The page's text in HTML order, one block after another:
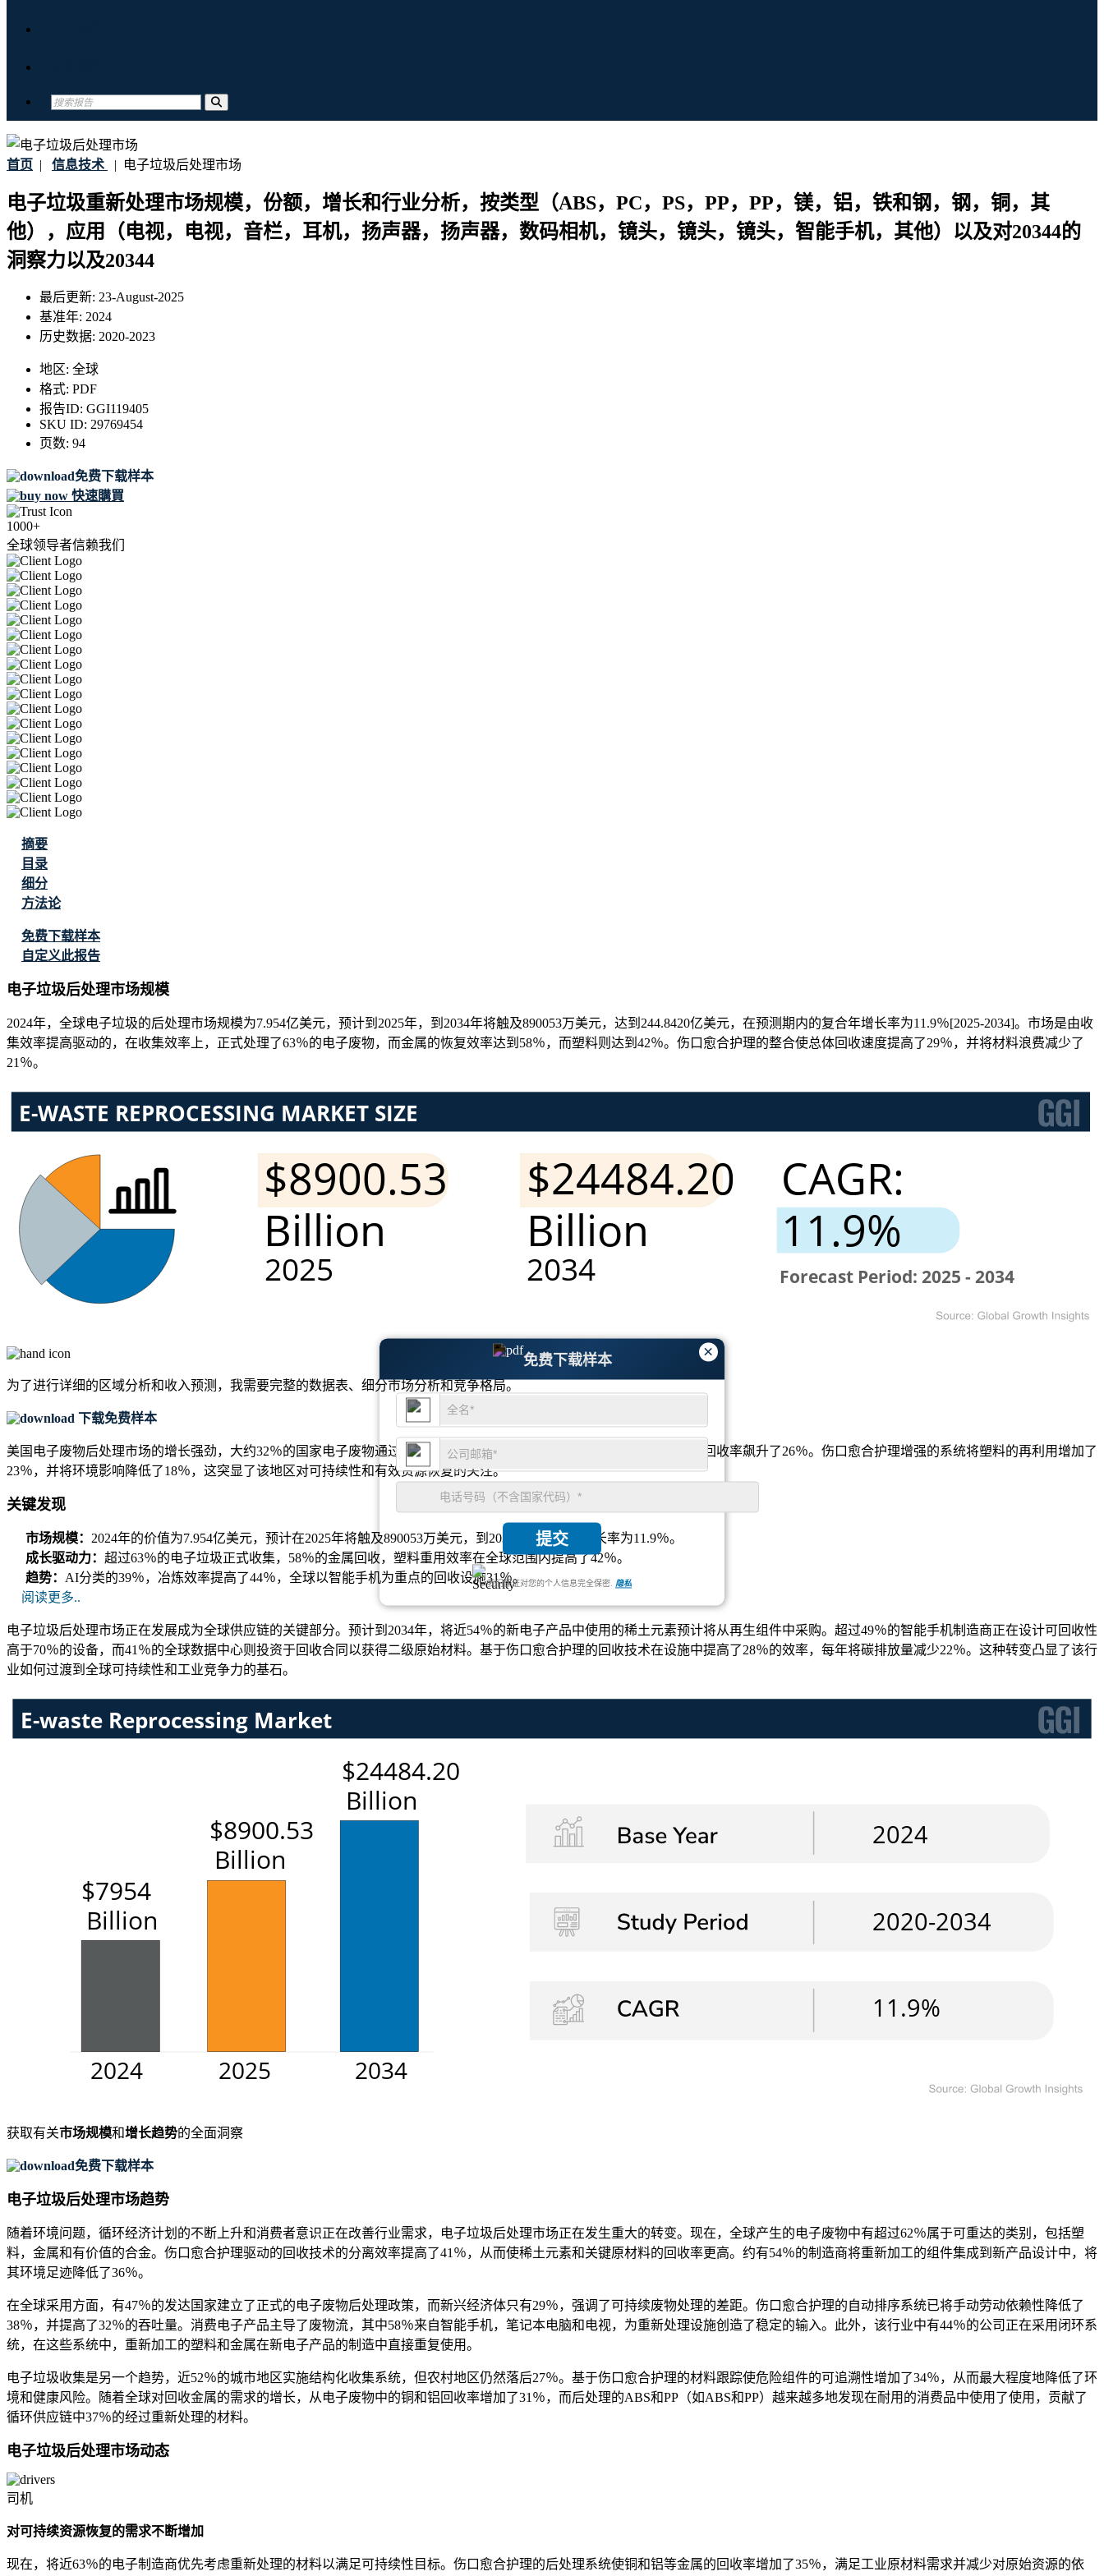
首页 | 信息技术 | 电子垃圾后处理市场
电子垃圾重新处理市场规模，份额，增长和行业分析，按类型（ABS，PC，PS，PP，PP，镁，铝，铁和钢，钢，铜，其
他），应用（电视，电视，音栏，耳机，扬声器，扬声器，数码相机，镜头，镜头，镜头，智能手机，其他）以及对20344的
洞察力以及20344
最后更新: 23-August-2025
基准年: 2024
历史数据: 2020-2023
地区: 全球
格式: PDF
报告ID: GGI119405
SKU ID: 29769454
页数: 94
免费下载样本
快速購買
1000+
全球领导者信赖我们
×
免费下载样本
提交
我们保证对您的个人信息完全保密. 隐私
摘要
目录
细分
方法论
免费下载样本
自定义此报告
电子垃圾后处理市场规模
2024年，全球电子垃圾的后处理市场规模为7.954亿美元，预计到2025年，到2034年将触及890053万美元，达到244.8420亿美元，在预测期内的复合年增长率为11.9％[2025-2034]。市场是由收
集效率提高驱动的，在收集效率上，正式处理了63％的电子废物，而金属的恢复效率达到58％，而塑料则达到42％。伤口愈合护理的整合使总体回收速度提高了29％，并将材料浪费减少了
21％。
为了进行详细的区域分析和收入预测，我需要完整的数据表、细分市场分析和竞争格局。
下载免费样本
美国电子废物后处理市场的增长强劲，大约32％的国家电子废物通过认证渠道处理。金属回收率提高了57％，而智能手机回收率飙升了26％。伤口愈合护理增强的系统将塑料的再利用增加了
23％，并将环境影响降低了18％，这突显了该地区对可持续性和有效资源恢复的关注。
关键发现
市场规模： 2024年的价值为7.954亿美元，预计在2025年将触及890053万美元，到2034年，复合年增长率为11.9％。
成长驱动力： 超过63％的电子垃圾正式收集，58％的金属回收，塑料重用效率在全球范围内提高了42％。
趋势： AI分类的39％，冶炼效率提高了44％，全球以智能手机为重点的回收设施31％。
阅读更多..
电子垃圾后处理市场正在发展成为全球供应链的关键部分。预计到2034年，将近54％的新电子产品中使用的稀土元素预计将从再生组件中采购。超过49％的智能手机制造商正在设计可回收性
高于70％的设备，而41％的全球数据中心则投资于回收合同以获得二级原始材料。基于伤口愈合护理的回收技术在设施中提高了28％的效率，每年将碳排放量减少22％。这种转变凸显了该行
业如何过渡到全球可持续性和工业竞争力的基石。
获取有关市场规模和增长趋势的全面洞察
免费下载样本
电子垃圾后处理市场趋势
随着环境问题，循环经济计划的不断上升和消费者意识正在改善行业需求，电子垃圾后处理市场正在发生重大的转变。现在，全球产生的电子废物中有超过62％属于可重达的类别，包括塑
料，金属和有价值的合金。伤口愈合护理驱动的回收技术的分离效率提高了41％，从而使稀土元素和关键原材料的回收率更高。约有54％的制造商将重新加工的组件集成到新产品设计中，将
其环境足迹降低了36％。
在全球采用方面，有47％的发达国家建立了正式的电子废物后处理政策，而新兴经济体只有29％，强调了可持续废物处理的差距。伤口愈合护理的自动排序系统已将手动劳动依赖性降低了
38％，并提高了32％的吞吐量。消费电子产品主导了废物流，其中58％来自智能手机，笔记本电脑和电视，为重新处理设施创造了稳定的输入。此外，该行业中有44％的公司正在采用闭环系
统，在这些系统中，重新加工的塑料和金属在新电子产品的制造中直接重复使用。
电子垃圾收集是另一个趋势，近52％的城市地区实施结构化收集系统，但农村地区仍然落后27％。基于伤口愈合护理的材料跟踪使危险组件的可追溯性增加了34％，从而最大程度地降低了环
境和健康风险。随着全球对回收金属的需求的增长，从电子废物中的铜和铝回收率增加了31％，而后处理的ABS和PP（如ABS和PP）越来越多地发现在耐用的消费品中使用了使用，贡献了
循环供应链中37％的经过重新处理的材料。
电子垃圾后处理市场动态
司机
对可持续资源恢复的需求不断增加
现在，将近63％的电子制造商优先考虑重新处理的材料以满足可持续性目标。伤口愈合护理的后处理系统使铜和铝等金属的回收率增加了35％，满足工业原材料需求并减少对原始资源的依